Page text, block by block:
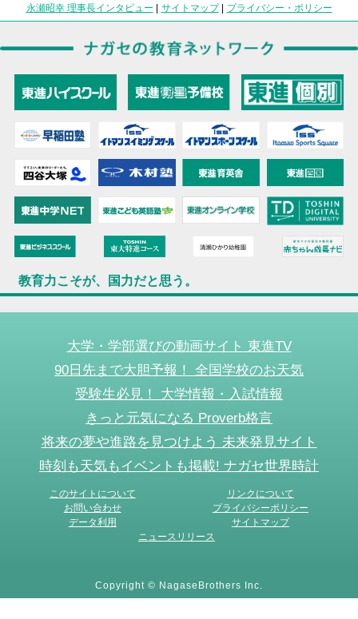
永瀬昭幸 理事長インタビュー | サイトマップ| プライバシー・ポリシー
教育力こそが、国力だと思う。
大学・学部選びの動画サイト 東進TV
90日先まで大胆予報！ 全国学校のお天気
受験生必見！ 大学情報・入試情報
きっと元気になる Proverb格言
将来の夢や進路を見つけよう 未来発見サイト
時刻も天気もイベントも掲載! ナガセ世界時計
このサイトについて
リンクについて
お問い合わせ
プライバシーポリシー
データ利用
サイトマップ
ニュースリリース
Copyright © NagaseBrothers Inc.